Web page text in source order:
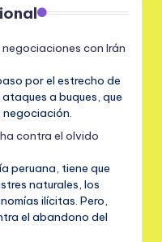
con Irán
por el estrecho de
a buques, que
contra el olvido
peruana, tiene que
naturales, los
ilícitas. Pero,
el abandono del